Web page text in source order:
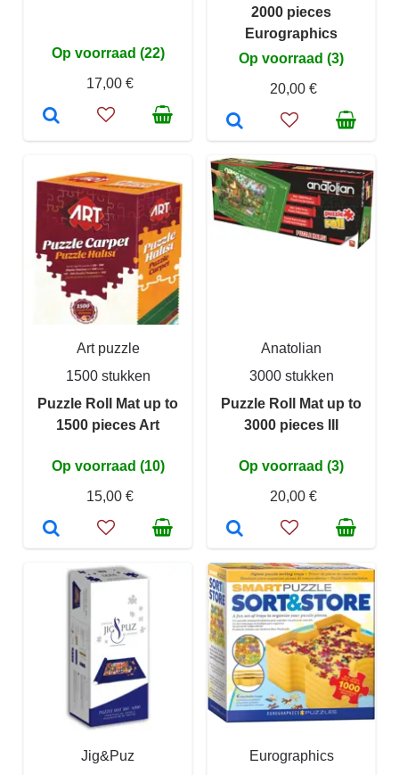
Op voorraad (22)
17,00 €
2000 pieces
Eurographics
Op voorraad (3)
20,00 €
Art puzzle
1500 stukken
Puzzle Roll Mat up to
1500 pieces Art
Op voorraad (10)
15,00 €
Anatolian
3000 stukken
Puzzle Roll Mat up to
3000 pieces III
Op voorraad (3)
20,00 €
Jig&Puz
Eurographics